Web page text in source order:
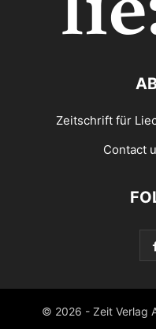
Zeitschrift für
Contact
© 2026 - Zeit Verlag